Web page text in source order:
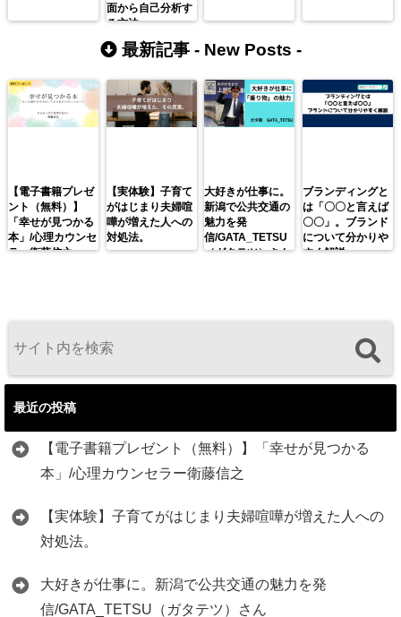
面から自己分析す
る方法
最新記事 - New Posts -
【電子書籍プレゼ
ント（無料）】
「幸せが見つかる
本」/心理カウンセ
ラー衛藤信之
【実体験】子育て
がはじまり夫婦喧
嘩が増えた人への
対処法。
大好きが仕事に。
新潟で公共交通の
魅力を発
信/GATA_TETSU
（ガタテツ）さん
ブランディングと
は「〇〇と言えば
〇〇」。ブランド
について分かりや
すく解説。
最近の投稿
【電子書籍プレゼント（無料）】「幸せが見つかる
本」/心理カウンセラー衛藤信之
【実体験】子育てがはじまり夫婦喧嘩が増えた人への
対処法。
大好きが仕事に。新潟で公共交通の魅力を発
信/GATA_TETSU（ガタテツ）さん